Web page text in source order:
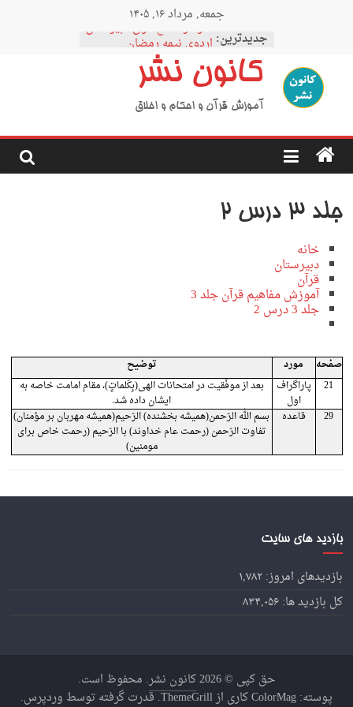
جمعه, مرداد ۱۶, ۱۴۰۵
جدیدترین:
نمودار مقطع فوق دبیرستان
اردوی نیمه رمضان
اردوی نیمه شعبان
اردوی غدیر
اردوی محرم
کانون نشر
آموزش قرآن و احکام و اخلاق
جلد 3 درس 2
خانه
دبیرستان
قرآن
آموزش مفاهیم قرآن جلد 3
جلد 3 درس 2
صفحه مورد
توضیح
21
پاراگراف
اول
بعد از موفّقیت در امتحانات الهی(بِکَلماتٍ)، مقام امامت خاصه به
ایشان داده شد.
29
قاعده
بسم الله الرّحمن(همیشه بخشنده) الرّحیم(همیشه مهربان بر مؤمنان)
تفاوت الرّحمن (رحمت عام خداوند) با الرّحیم (رحمت خاص برای
مومنین)
بازدید های سایت
بازدیدهای امروز:۱,۷۸۲
کل بازدید ها:۸۳۴,۰۵۶
حق کپی © 2026 کانون نشر. محفوظ است.
پوسته:ColorMagکاری از ThemeGrill. قدرت گرفته توسط وردپرس.